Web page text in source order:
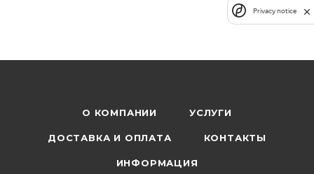
О КОМПАНИИ УСЛУГИ
ДОСТАВКА И ОПЛАТА КОНТАКТЫ
ИНФОРМАЦИЯ
Privacy notice